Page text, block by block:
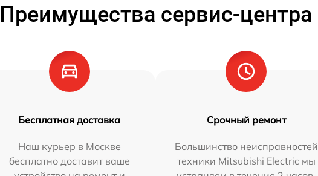
Преимущества сервис-центра
Бесплатная доставка
Наш курьер в Москве
бесплатно доставит ваше
Срочный ремонт
Большинство неисправностей
техники Mitsubishi Electric мы